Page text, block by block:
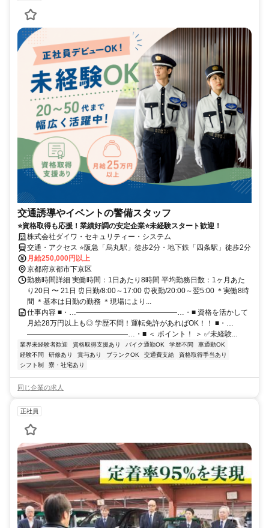
交通誘導やイベントの警備スタッフ
⭐資格取得も応援！業績好調の安定企業⭐未経験スタート歓迎！
株式会社ダイワ・セキュリティー・システム
交通・アクセス ⭐阪急「烏丸駅」徒歩2分・地下鉄「四条駅」徒歩2分
月給250,000円以上
京都府京都市下京区
勤務時間詳細 実働時間：1日あたり8時間 平均勤務日数：1ヶ月あた
り20日 〜 21日 ⏰日勤/8:00～17:00 ⏰夜勤/20:00～翌5:00 ＊実働8時
間 ＊基本は日勤の勤務 ＊現場により...
仕事内容 ■・…――――――――――――――…・■ 資格を活かして
月給28万円以上も◎ 学歴不問！運転免許があればOK！！ ■・…
――――――――――――――…・■ ＜ ポイント！ ＞ ✅未経験...
業界未経験者歓迎 資格取得支援あり バイク通勤OK 学歴不問
車通勤OK
経験不問
研修あり 賞与あり ブランクOK 交通費支給
資格取得手当あり
シフト制
寮・社宅あり
同じ企業の求人
正社員